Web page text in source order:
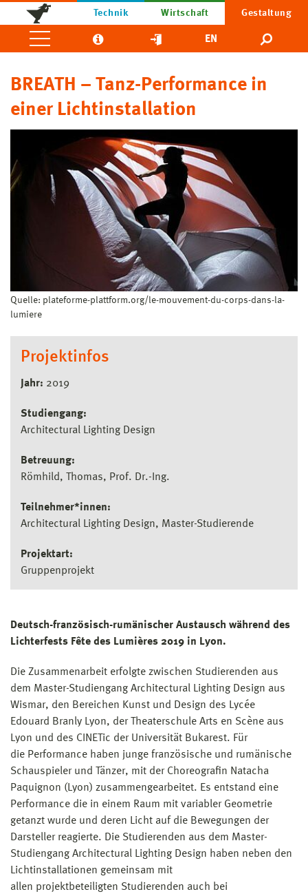
Technik Wirtschaft Gestaltung
EN
BREATH – Tanz-Performance in
einer Lichtinstallation
Quelle: plateforme-plattform.org/le-mouvement-du-corps-dans-la-
lumiere
Projektinfos
Jahr: 2019
Studiengang:
Architectural Lighting Design
Betreuung:
Römhild, Thomas, Prof. Dr.-Ing.
Teilnehmer*innen:
Architectural Lighting Design, Master-Studierende
Projektart:
Gruppenprojekt
Deutsch-französisch-rumänischer Austausch während des
Lichterfests Fête des Lumières 2019 in Lyon.
Die Zusammenarbeit erfolgte zwischen Studierenden aus
dem Master-Studiengang Architectural Lighting Design aus
Wismar, den Bereichen Kunst und Design des Lycée
Edouard Branly Lyon, der Theaterschule Arts en Scène aus
Lyon und des CINETic der Universität Bukarest. Für
die Performance haben junge französische und rumänische
Schauspieler und Tänzer, mit der Choreografin Natacha
Paquignon (Lyon) zusammengearbeitet. Es entstand eine
Performance die in einem Raum mit variabler Geometrie
getanzt wurde und deren Licht auf die Bewegungen der
Darsteller reagierte. Die Studierenden aus dem Master-
Studiengang Architectural Lighting Design haben neben den
Lichtinstallationen gemeinsam mit
allen projektbeteiligten Studierenden auch bei